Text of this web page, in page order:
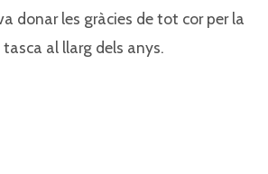
donar les gràcies de tot cor per la
tasca al llarg dels anys.⁣